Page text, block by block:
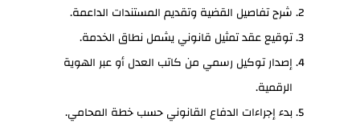
شرح تفاصيل القضية وتقديم المستندات الداعمة.
توقيع عقد تمثيل قانوني يشمل نطاق الخدمة.
إصدار توكيل رسمي من كاتب العدل أو عبر الهوية
الرقمية.
بدء إجراءات الدفاع القانوني حسب خطة المحامي.